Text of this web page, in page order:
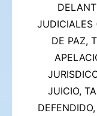
JUDICIALES
DE PAZ,
JUICIO,